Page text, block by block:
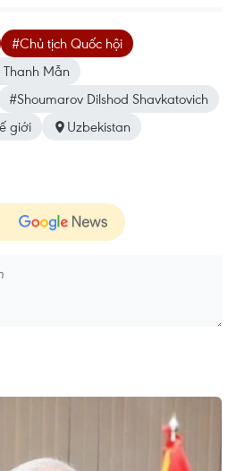
#Chủ tịch Quốc hội
Thanh Mẫn
#Shoumarov Dilshod Shavkatovich
giới
Uzbekistan